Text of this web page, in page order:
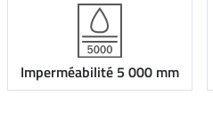
Imperméabilité 5 000 mm